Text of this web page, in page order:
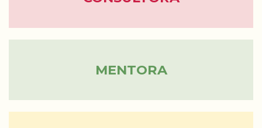
BLOG
MENTORA